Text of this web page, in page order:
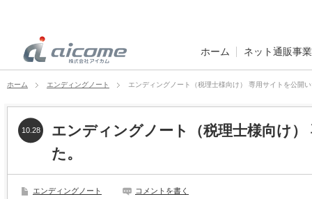
ホーム ネット通販事
ホーム エンディングノート エンディングノート（税理士様向け） 専用サイトを公開
エンディングノート（税理士様向け
た。
10.28
エンディングノート コメントを書く